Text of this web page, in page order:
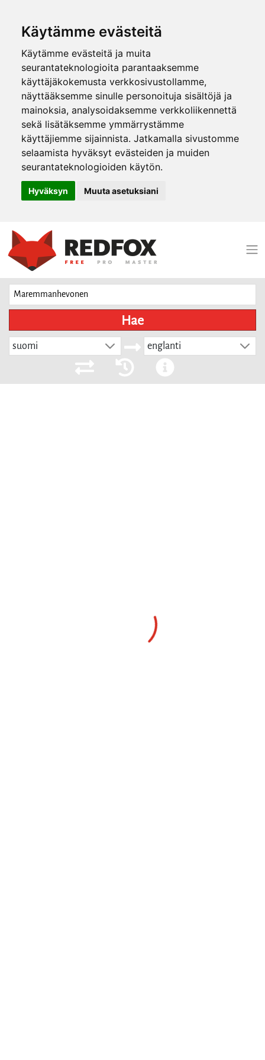
Käytämme evästeitä
Käytämme evästeitä ja muita
seurantateknologioita parantaaksemme
käyttäjäkokemusta verkkosivustollamme,
näyttääksemme sinulle personoituja sisältöjä ja
mainoksia, analysoidaksemme verkkoliikennettä
sekä lisätäksemme ymmärrystämme
käyttäjiemme sijainnista. Jatkamalla sivustomme
selaamista hyväksyt evästeiden ja muiden
seurantateknologioiden käytön.
Hyväksyn Muuta asetuksiani
Hae
suomi englanti